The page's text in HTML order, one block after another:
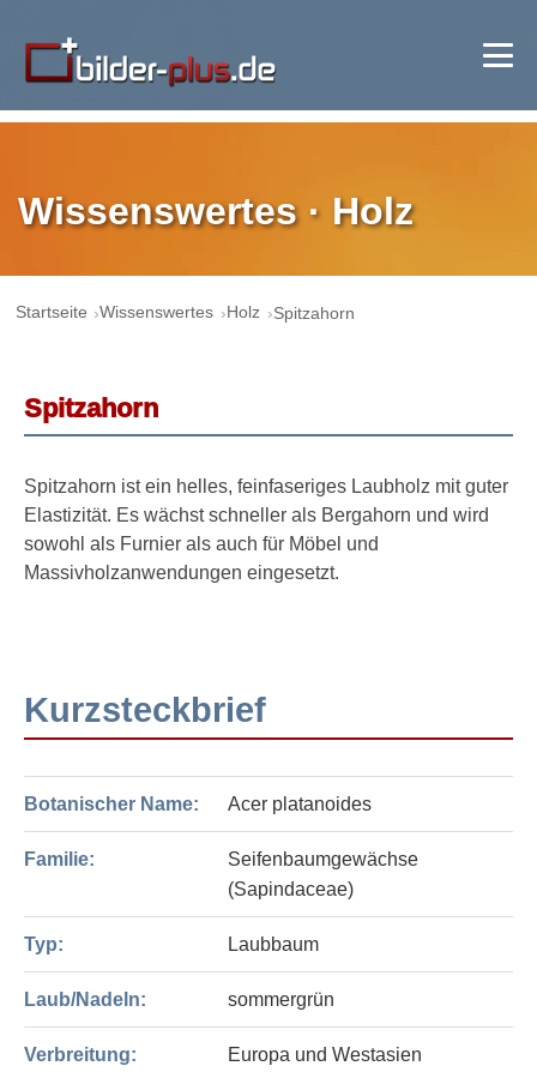
Wissenswertes · Holz
Startseite Wissenswertes Holz Spitzahorn
Spitzahorn
Spitzahorn ist ein helles, feinfaseriges Laubholz mit guter
Elastizität. Es wächst schneller als Bergahorn und wird
sowohl als Furnier als auch für Möbel und
Massivholzanwendungen eingesetzt.
Kurzsteckbrief
Botanischer Name: Acer platanoides
Familie:
Seifenbaumgewächse
(Sapindaceae)
Typ: Laubbaum
Laub/Nadeln: sommergrün
Verbreitung: Europa und Westasien